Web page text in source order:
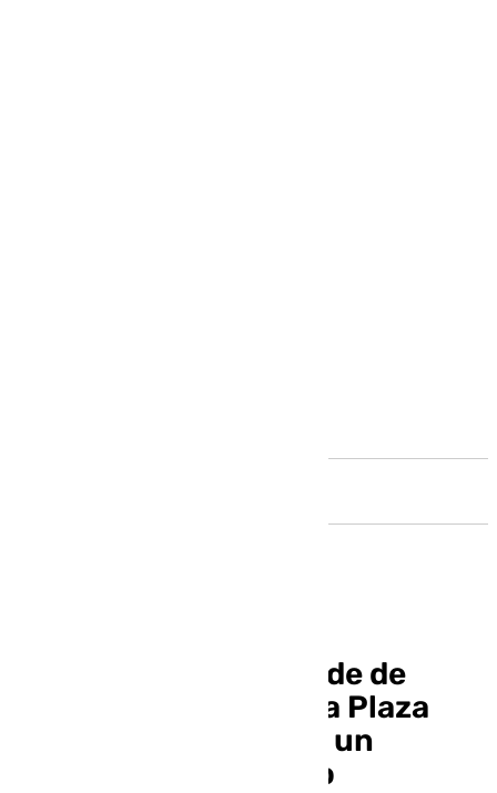
La alcaldesa y el alcalde de
Madrid reinauguran la Plaza
Madrid convertida en un
espacio de encuentro